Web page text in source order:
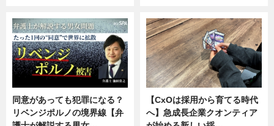
同意があっても犯罪になる？
リベンジポルノの境界線【弁
【CxOは採用から育てる時代
へ】急成長企業クオンティア